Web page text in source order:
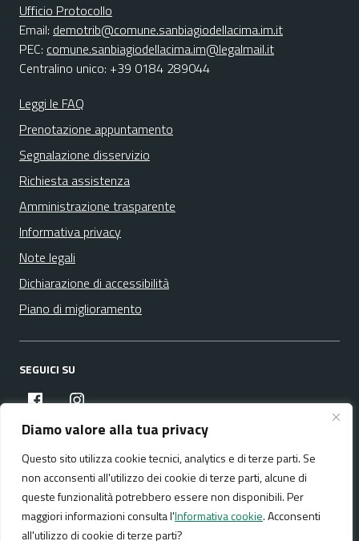
Diamo valore alla tua privacy
Questo sito utilizza cookie tecnici, analytics e di terze parti. Se
non acconsenti all'utilizzo dei cookie di terze parti, alcune di
queste funzionalità potrebbero essere non disponibili. Per
maggiori informazioni consulta l'Informativa cookie. Acconsenti
all'utilizzo di cookie di terze parti?
Ufficio Protocollo
Email: demotrib@comune.sanbiagiodellacima.im.it
PEC: comune.sanbiagiodellacima.im@legalmail.it
Centralino unico: +39 0184 289044
Leggi le FAQ
Prenotazione appuntamento
Segnalazione disservizio
Richiesta assistenza
Amministrazione trasparente
Informativa privacy
Note legali
Dichiarazione di accessibilità
Piano di miglioramento
SEGUICI SU
facebookinstagram
Media policy Mappa del sito